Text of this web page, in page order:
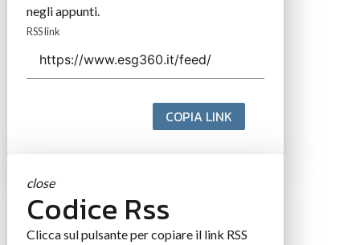
negli appunti.
RSS link
COPIA LINK
close
Codice Rss
Clicca sul pulsante per copiare il link RSS